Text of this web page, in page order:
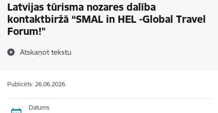
Latvijas tūrisma nozares dalība
kontaktbiržā “SMAL in HEL -Global Travel
Forum!"
Atskaņot tekstu
Publicēts: 26.06.2026.
Datums